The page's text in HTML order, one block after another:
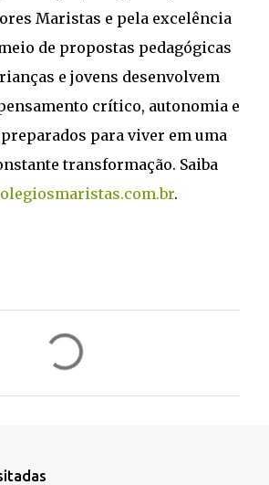
Maristas e pela excelência
de propostas pedagógicas
e jovens desenvolvem
crítico, autonomia e
para viver em uma
transformação. Saiba
.